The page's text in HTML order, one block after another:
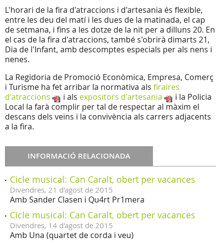
L'horari de la fira d'atraccions i d'artesania és flexible,
entre les deu del matí i les dues de la matinada, el cap
de setmana, i fins a les dotze de la nit per a dilluns 20. En
el cas de la fira d'atraccions, també s'obrirà dimarts 21,
Dia de l'Infant, amb descomptes especials per als nens i
nenes.
La Regidoria de Promoció Econòmica, Empresa, Comerç
i Turisme ha fet arribar la normativa als firaires
d'atraccions
i als expositors d'artesania
i la Policia
Local la farà complir per tal de respectar al màxim el
descans dels veïns i la convivència als carrers adjacents
a la fira.
INFORMACIÓ RELACIONADA
Cicle musical: Can Caralt, obert per vacances
Divendres, 21 d'agost de 2015
Amb Sander Clasen i Qu4rt Pr1mera
Cicle musical: Can Caralt, obert per vacances
Divendres, 14 d'agost de 2015
Amb Una (quartet de corda i veu)